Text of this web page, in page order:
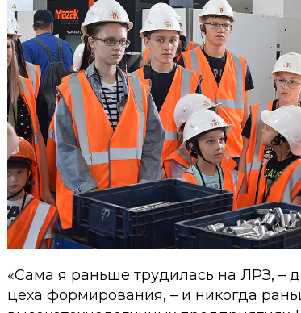
«Сама я раньше трудилась на ЛРЗ, –
цеха формирования, – и никогда